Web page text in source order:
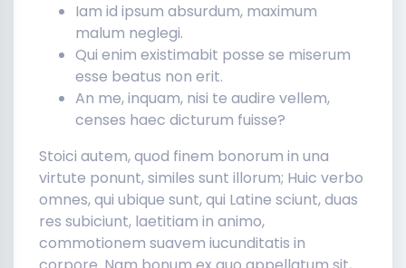
Iam id ipsum absurdum, maximum
malum neglegi.
Qui enim existimabit posse se miserum
esse beatus non erit.
An me, inquam, nisi te audire vellem,
censes haec dicturum fuisse?
Stoici autem, quod finem bonorum in una
virtute ponunt, similes sunt illorum; Huic verbo
omnes, qui ubique sunt, qui Latine sciunt, duas
res subiciunt, laetitiam in animo,
commotionem suavem iucunditatis in